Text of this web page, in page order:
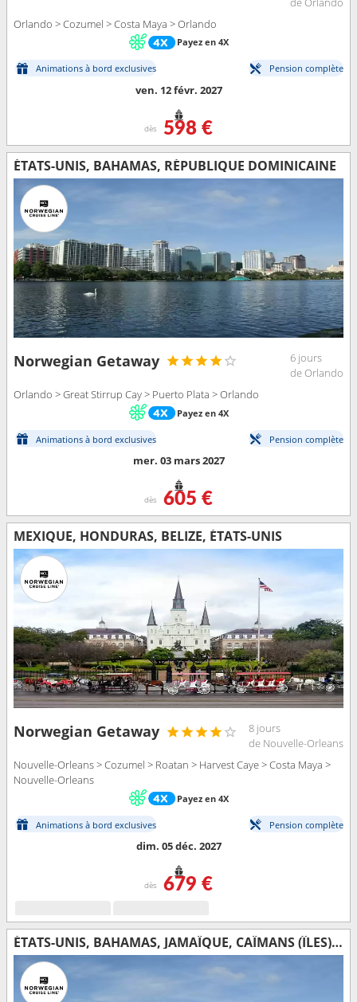
Orlando > Cozumel > Costa Maya > Orlando
Payez en 4X
Animations à bord exclusives Pension complète
ven. 12 févr. 2027
dès 598 €
ÉTATS-UNIS, BAHAMAS, RÉPUBLIQUE DOMINICAINE
Norwegian Getaway
6 jours
de Orlando
Orlando > Great Stirrup Cay > Puerto Plata > Orlando
Payez en 4X
Animations à bord exclusives Pension complète
mer. 03 mars 2027
dès 605 €
MEXIQUE, HONDURAS, BELIZE, ÉTATS-UNIS
Norwegian Getaway
8 jours
de Nouvelle-Orleans
Nouvelle-Orleans > Cozumel > Roatan > Harvest Caye > Costa Maya >
Nouvelle-Orleans
Payez en 4X
Animations à bord exclusives Pension complète
dim. 05 déc. 2027
dès 679 €
ÉTATS-UNIS, BAHAMAS, JAMAÏQUE, CAÏMANS (ÎLES), MEXIQUE